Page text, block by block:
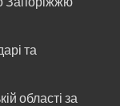
та
області за